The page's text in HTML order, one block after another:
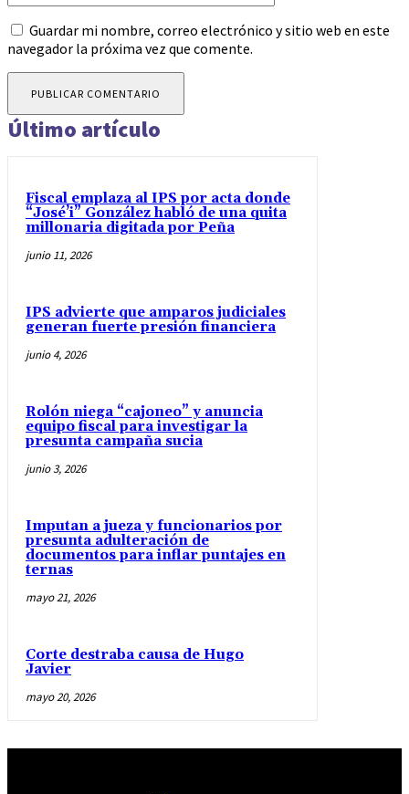
Guardar mi nombre, correo electrónico y sitio web en este
navegador la próxima vez que comente.
Último artículo
Fiscal emplaza al IPS por acta donde
“José’i” González habló de una quita
millonaria digitada por Peña
junio 11, 2026
IPS advierte que amparos judiciales
generan fuerte presión financiera
junio 4, 2026
Rolón niega “cajoneo” y anuncia
equipo fiscal para investigar la
presunta campaña sucia
junio 3, 2026
Imputan a jueza y funcionarios por
presunta adulteración de
documentos para inflar puntajes en
ternas
mayo 21, 2026
Corte destraba causa de Hugo
Javier
mayo 20, 2026